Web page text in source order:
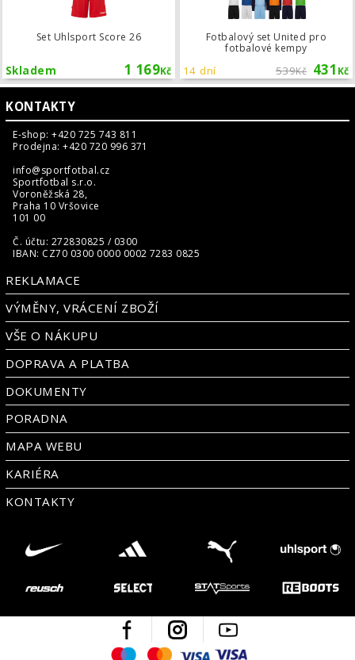
Set Uhlsport Score 26
1 169Kč
Skladem
Fotbalový set United pro
fotbalové kempy
539Kč 431 Kč
14 dní
KONTAKTY
E-shop: +420 725 743 811
Prodejna: +420 720 996 371
info@sportfotbal.cz
Sportfotbal s.r.o.
Voroněžská 28,
Praha 10 Vršovice
101 00
Č. účtu: 272830825 / 0300
IBAN: CZ70 0300 0000 0002 7283 0825
REKLAMACE
VÝMĚNY, VRÁCENÍ ZBOŽÍ
VŠE O NÁKUPU
DOPRAVA A PLATBA
DOKUMENTY
PORADNA
MAPA WEBU
KARIÉRA
KONTAKTY
Facebook Instagram
MaestroMastercard
Visa